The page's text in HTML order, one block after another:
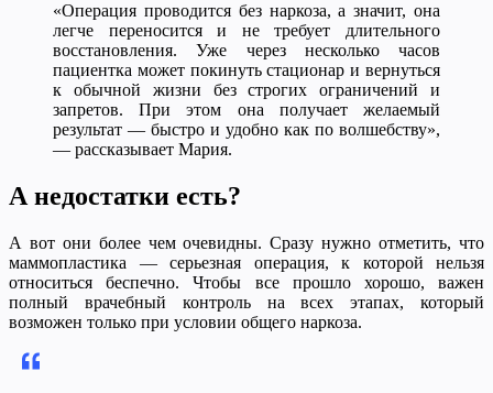
«Операция проводится без наркоза, а значит, она
легче переносится и не требует длительного
восстановления. Уже через несколько часов
пациентка может покинуть стационар и вернуться
к обычной жизни без строгих ограничений и
запретов. При этом она получает желаемый
результат — быстро и удобно как по волшебству»,
— рассказывает Мария.
А недостатки есть?
А вот они более чем очевидны. Сразу нужно отметить, что
маммопластика — серьезная операция, к которой нельзя
относиться беспечно. Чтобы все прошло хорошо, важен
полный врачебный контроль на всех этапах, который
возможен только при условии общего наркоза.